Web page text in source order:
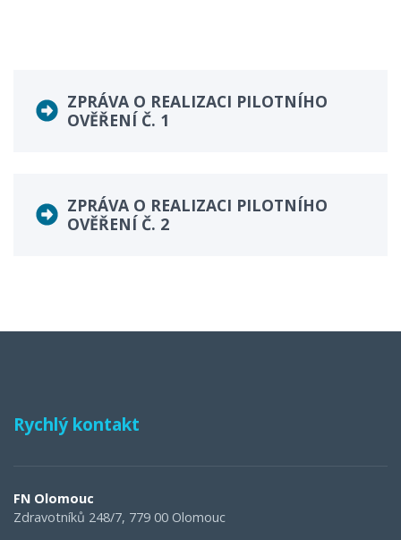
ZPRÁVA O REALIZACI PILOTNÍHO
OVĚŘENÍ Č. 1
ZPRÁVA O REALIZACI PILOTNÍHO
OVĚŘENÍ Č. 2
Rychlý kontakt
FN Olomouc
Zdravotníků 248/7, 779 00 Olomouc